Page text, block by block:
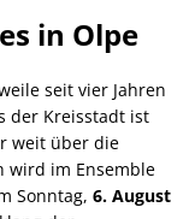
in Olpe
seit vier Jahren
der Kreisstadt ist
weit über die
wird im Ensemble
Sonntag, 6. August